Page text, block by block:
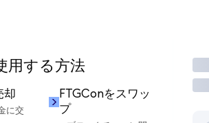
する方法
却
に交
FTGConをスワッ
プ